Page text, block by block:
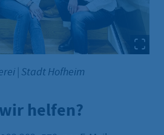
| Stadt Hofheim
helfen?